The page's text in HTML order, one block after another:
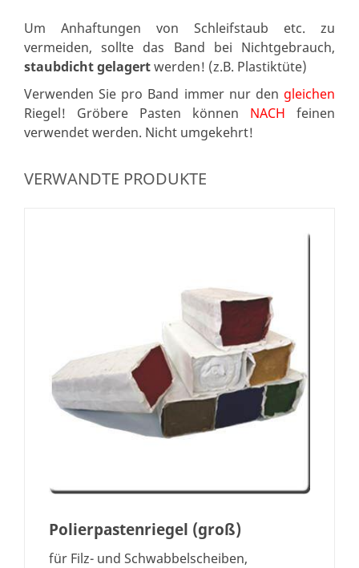
Um Anhaftungen von Schleifstaub etc. zu
vermeiden, sollte das Band bei Nichtgebrauch,
staubdicht gelagertwerden! (z.B. Plastiktüte)
Verwenden Sie pro Band immer nur den gleichen
Riegel! Gröbere Pasten können NACH feinen
verwendet werden. Nicht umgekehrt!
VERWANDTE PRODUKTE
Polierpastenriegel (groß)
für Filz- und Schwabbelscheiben,